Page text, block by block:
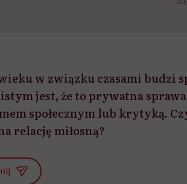
w związku czasami budzi
jest, że to prywatna
społecznym lub krytyką.
relację miłosną?